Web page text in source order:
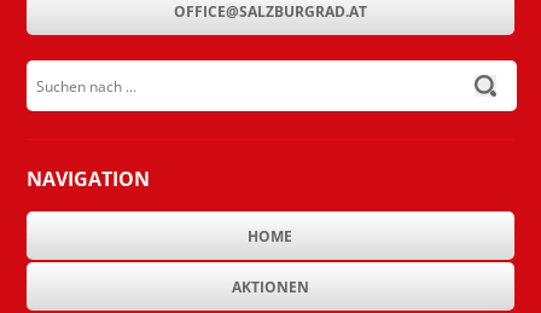
OFFICE@SALZBURGRAD.AT
Suchen nach ...
submit
NAVIGATION
HOME
AKTIONEN